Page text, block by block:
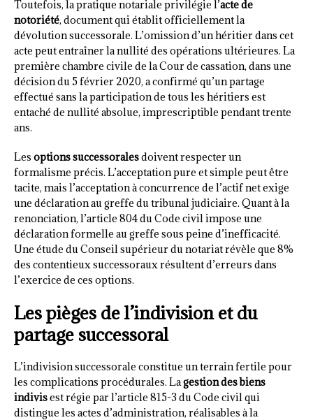
Toutefois, la pratique notariale privilégie l’acte de
notoriété, document qui établit officiellement la
dévolution successorale. L’omission d’un héritier dans cet
acte peut entraîner la nullité des opérations ultérieures. La
première chambre civile de la Cour de cassation, dans une
décision du 5 février 2020, a confirmé qu’un partage
effectué sans la participation de tous les héritiers est
entaché de nullité absolue, imprescriptible pendant trente
ans.
Les options successoralesdoivent respecter un
formalisme précis. L’acceptation pure et simple peut être
tacite, mais l’acceptation à concurrence de l’actif net exige
une déclaration au greffe du tribunal judiciaire. Quant à la
renonciation, l’article 804 du Code civil impose une
déclaration formelle au greffe sous peine d’inefficacité.
Une étude du Conseil supérieur du notariat révèle que 8%
des contentieux successoraux résultent d’erreurs dans
l’exercice de ces options.
Les pièges de l’indivision et du
partage successoral
L’indivision successorale constitue un terrain fertile pour
les complications procédurales. Lagestion des biens
indivisest régie par l’article 815-3 du Code civil qui
distingue les actes d’administration, réalisables à la